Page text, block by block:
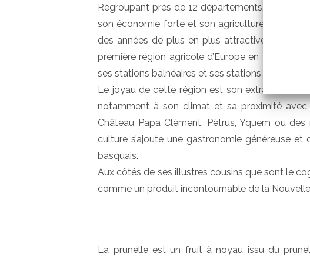
Regroupant près de 12 départements, la
son économie forte et son agriculture la
des années de plus en plus attractive.
première région agricole d’Europe en termes
ses stations balnéaires et ses stations de sports
Le joyau de cette région est son
notamment à son climat et sa proximité
Château Papa Clément, Pétrus, Yquem ou
culture s’ajoute une gastronomie généreuse
basquais.
Aux côtés de ses illustres cousins que sont le
comme un produit incontournable de la
La prunelle est un fruit à noyau issu du